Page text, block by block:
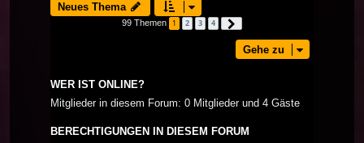
Neues Thema
99 Themen 1 2 3 4
Gehe zu
WER IST ONLINE?
Mitglieder in diesem Forum: 0 Mitglieder und 4 Gäste
BERECHTIGUNGEN IN DIESEM FORUM